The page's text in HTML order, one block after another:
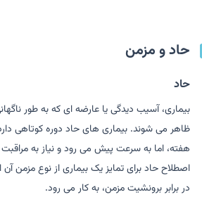
حاد و مزمن
حاد
بیماری، آسیب دیدگی یا عارضه ای که به طور
ظاهر می شوند. بیماری های حاد دوره کوتاهی
هفته، اما به سرعت پیش می رود و نیاز به
اصطلاح حاد برای تمایز یک بیماری از نوع مزمن
در برابر برونشیت مزمن، به کار می رود.